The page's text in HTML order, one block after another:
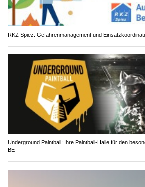
RKZ Spiez: Gefahrenmanagement und
Underground Paintball: Ihre Paintball-Halle für den
BE